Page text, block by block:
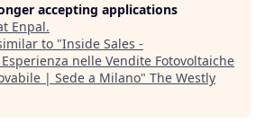
accepting applications
Enpal.
to "Inside Sales -
nelle Vendite Fotovoltaiche
| Sede a Milano" The Westly